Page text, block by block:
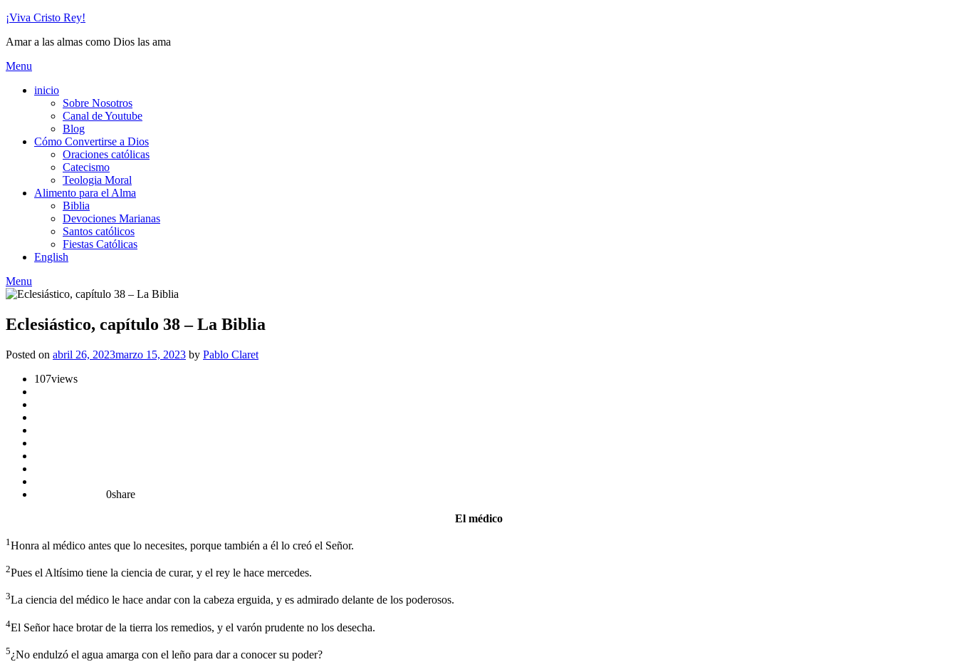
Skip
content
¡Viva Cristo Rey!
Amar a las almas como Dios las ama
Menu
inicio
Sobre Nosotros
Canal de Youtube
Blog
Cómo Convertirse a Dios
Oraciones católicas
Catecismo
Teologia Moral
Alimento para el Alma
Biblia
Devociones Marianas
Santos católicos
Fiestas Católicas
English
Menu
Eclesiástico, capítulo 38 – La Biblia
Posted on abril 26, 2023marzo 15, 2023 by Pablo Claret
107views
0share
El médico
1 Honra al médico antes que lo necesites, porque también a él lo creó el Señor.
2Pues el Altísimo tiene la ciencia de curar, y el rey le hace mercedes.
3La ciencia del médico le hace andar con la cabeza erguida, y es admirado delante de los poderosos.
4El Señor hace brotar de la tierra los remedios, y el varón prudente no los desecha.
5¿No endulzó el agua amarga con el leño para dar a conocer su poder?